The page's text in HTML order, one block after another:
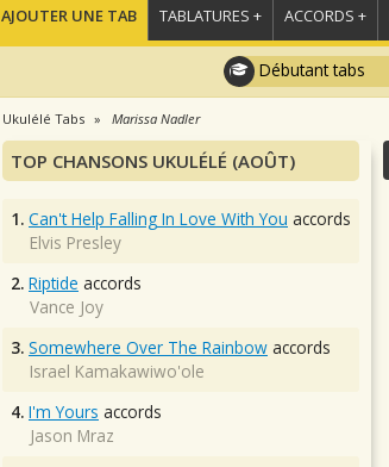
AJOUTER UNE TAB TABLATURES + ACCORDS +
Débutant tabs
Ukulélé Tabs Marissa Nadler
TOP CHANSONS UKULÉLÉ (AOÛT)
1. Can't Help Falling In Love With You accords
Elvis Presley
2. Riptide accords
Vance Joy
3. Somewhere Over The Rainbow accords
Israel Kamakawiwo'ole
4. I'm Yours accords
Jason Mraz